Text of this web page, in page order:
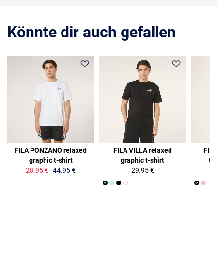
Könnte dir auch gefallen
FILA PONZANO relaxed
graphic t-shirt
28.95 € 44.95 €
FILA VILLA relaxed
graphic t-shirt
29.95 €